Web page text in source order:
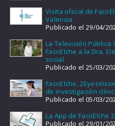
Visita oficial de
Valencia
Publicado el 29/04/
La Televisión
FacoElche a la Dra.
social
Publicado el 25/03/
FacoElche,
de investigación
Publicado el 05/03/
La App de FacoElche
Publicado el 29/01/